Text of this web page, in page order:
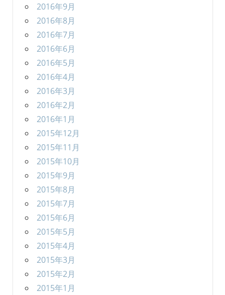
2016年9月
2016年8月
2016年7月
2016年6月
2016年5月
2016年4月
2016年3月
2016年2月
2016年1月
2015年12月
2015年11月
2015年10月
2015年9月
2015年8月
2015年7月
2015年6月
2015年5月
2015年4月
2015年3月
2015年2月
2015年1月